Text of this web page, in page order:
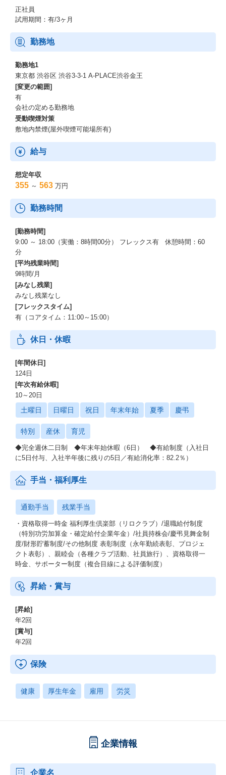
正社員
試用期間：有/3ヶ月
勤務地
勤務地1
東京都 渋谷区 渋谷3-3-1 A-PLACE渋谷金王
[変更の範囲]
有
会社の定める勤務地
受動喫煙対策
敷地内禁煙(屋外喫煙可能場所有)
給与
想定年収
355 ～ 563 万円
勤務時間
[勤務時間]
9:00 ～ 18:00（実働：8時間00分） フレックス有 休憩時間：60
分
[平均残業時間]
9時間/月
[みなし残業]
みなし残業なし
[フレックスタイム]
有（コアタイム：11:00～15:00）
休日・休暇
[年間休日]
124日
[年次有給休暇]
10～20日
土曜日 日曜日 祝日 年末年始 夏季 慶弔
特別 産休 育児
◆完全週休二日制 ◆年末年始休暇（6日） ◆有給制度（入社日
に5日付与、入社半年後に残りの5日／有給消化率：82.2％）
手当・福利厚生
通勤手当 残業手当
・資格取得一時金 福利厚生倶楽部（リロクラブ）/退職給付制度
（特別功労加算金・確定給付企業年金）/社員持株会/慶弔見舞金制
度/財形貯蓄制度/その他制度 表彰制度（永年勤続表彰、プロジェ
クト表彰）、親睦会（各種クラブ活動、社員旅行）、資格取得一
時金、サポーター制度（複合目線による評価制度）
昇給・賞与
[昇給]
年2回
[賞与]
年2回
保険
健康 厚生年金 雇用 労災
企業情報
企業名